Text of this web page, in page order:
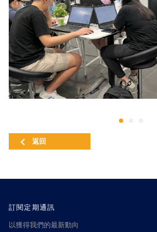
返回
訂閱定期通訊
以獲得我們的最新動向